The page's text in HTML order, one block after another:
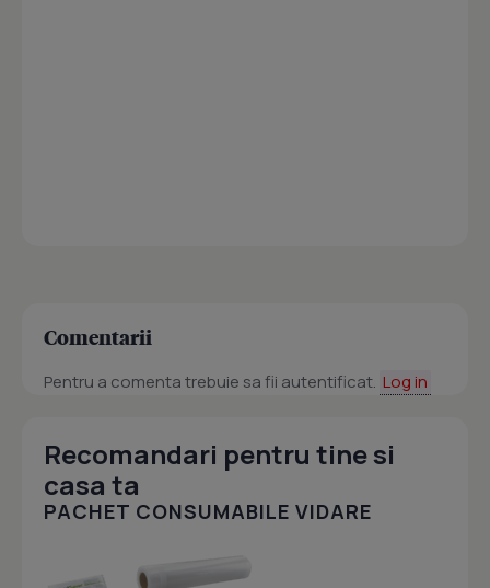
Comentarii
Pentru a comenta trebuie sa fii autentificat. Log in
Recomandari pentru tine si
casa ta
PACHET CONSUMABILE VIDARE